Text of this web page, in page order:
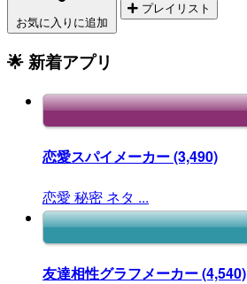
お気に入りに追加
プレイリスト
🌟 新着アプリ
恋愛スパイメーカー(3,490)
恋愛 秘密 ネタ ...
友達相性グラフメーカー(4,540)